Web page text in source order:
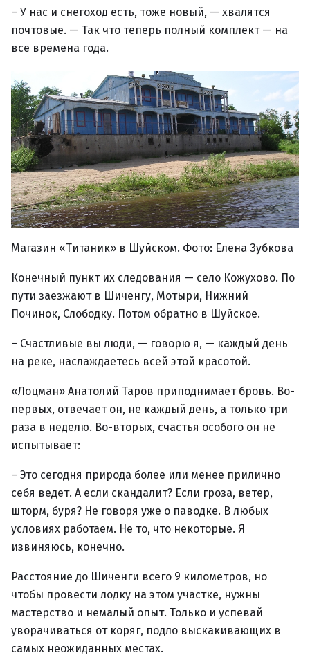
– У нас и снегоход есть, тоже новый, — хвалятся
почтовые. — Так что теперь полный комплект — на
все времена года.
Магазин «Титаник» в Шуйском. Фото: Елена Зубкова
Конечный пункт их следования — село Кожухово. По
пути заезжают в Шиченгу, Мотыри, Нижний
Починок, Слободку. Потом обратно в Шуйское.
– Счастливые вы люди, — говорю я, — каждый день
на реке, наслаждаетесь всей этой красотой.
«Лоцман» Анатолий Таров приподнимает бровь. Во-
первых, отвечает он, не каждый день, а только три
раза в неделю. Во-вторых, счастья особого он не
испытывает:
– Это сегодня природа более или менее прилично
себя ведет. А если скандалит? Если гроза, ветер,
шторм, буря? Не говоря уже о паводке. В любых
условиях работаем. Не то, что некоторые. Я
извиняюсь, конечно.
Расстояние до Шиченги всего 9 километров, но
чтобы провести лодку на этом участке, нужны
мастерство и немалый опыт. Только и успевай
уворачиваться от коряг, подло выскакивающих в
самых неожиданных местах.